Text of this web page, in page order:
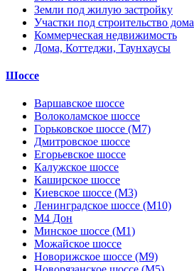
Земли под жилую застройку
Участки под строительство дома
Коммерческая недвижимость
Дома, Коттеджи, Таунхаусы
Шоссе
Варшавское шоссе
Волоколамское шоссе
Горьковское шоссе (М7)
Дмитровское шоссе
Егорьевское шоссе
Калужское шоссе
Каширское шоссе
Киевское шоссе (М3)
Ленинградское шоссе (М10)
М4 Дон
Минское шоссе (М1)
Можайское шоссе
Новорижское шоссе (М9)